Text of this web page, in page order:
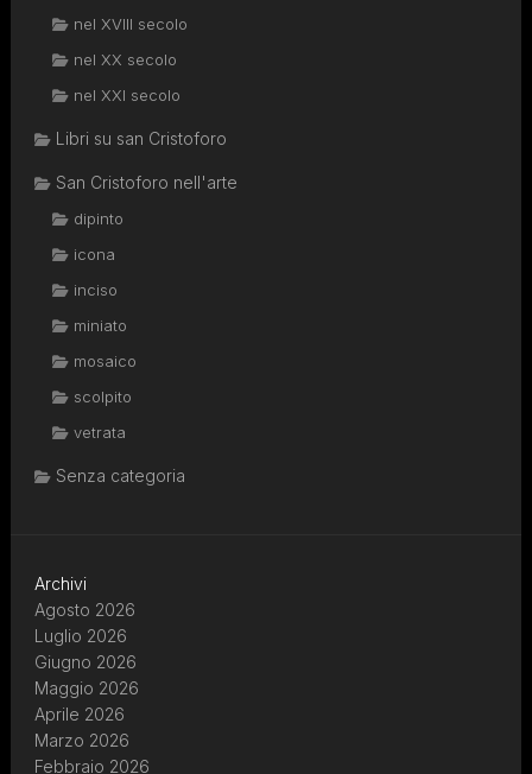
nel XVIII secolo
nel XX secolo
nel XXI secolo
Libri su san Cristoforo
San Cristoforo nell'arte
dipinto
icona
inciso
miniato
mosaico
scolpito
vetrata
Senza categoria
Archivi
Agosto 2026
Luglio 2026
Giugno 2026
Maggio 2026
Aprile 2026
Marzo 2026
Febbraio 2026